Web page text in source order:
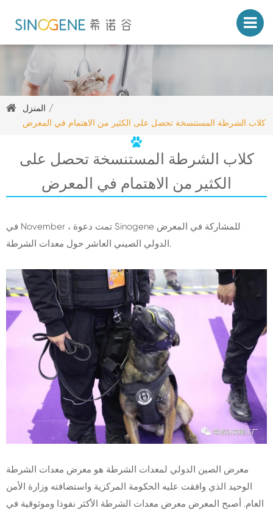
المنزل
كلاب الشرطة المستنسخة تحصل على الكثير من الاهتمام في المعرض
كلاب الشرطة المستنسخة تحصل على
الكثير من الاهتمام في المعرض
في November ، تمت دعوة Sinogene للمشاركة في المعرض
الدولي الصيني العاشر حول معدات الشرطة.
معرض الصين الدولي لمعدات الشرطة هو معرض معدات الشرطة
الوحيد الذي وافقت عليه الحكومة المركزية واستضافته وزارة الأمن
العام. أصبح المعرض معرض معدات الشرطة الأكثر نفوذا وموثوقية في